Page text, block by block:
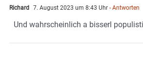
Richard 7. August 2023 um 8:43 Uhr - Antworten
Und wahrscheinlich a bisserl